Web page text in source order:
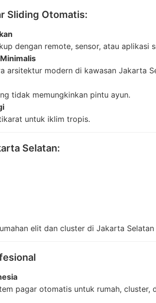
Sliding Otomatis:
dengan remote, sensor, atau aplikasi
arsitektur modern di kawasan Jakarta
tidak memungkinkan pintu ayun.
untuk iklim tropis.
Selatan:
elit dan cluster di Jakarta Selatan
pagar otomatis untuk rumah, cluster,